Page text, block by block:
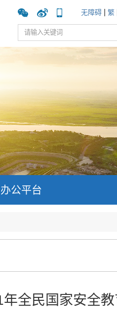
无障碍 繁
办公平台
全民国家安全